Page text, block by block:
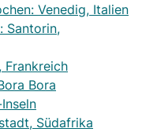
Venedig, Italien
Santorin,
Frankreich
Bora
Südafrika